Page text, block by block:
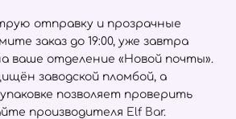
отправку и прозрачные
заказ до 19:00, уже завтра
ваше отделение «Новой почты».
заводской пломбой, а
позволяет проверить
производителя Elf Bar.